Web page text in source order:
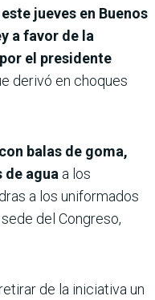
jueves en Buenos
a favor de la
el presidente
derivó en choques
balas de goma,
de agua a los
a los uniformados
del Congreso,
de la iniciativa un